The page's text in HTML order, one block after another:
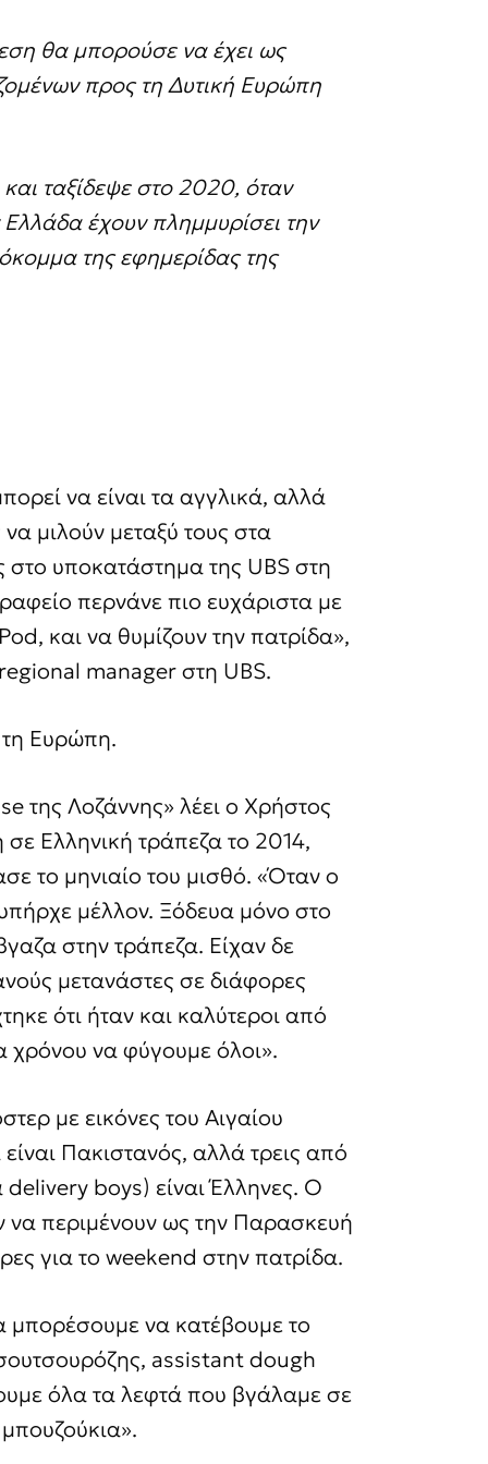
θα μπορούσε να έχει ως
προς τη Δυτική Ευρώπη
ταξίδεψε στο 2020, όταν
έχουν πλημμυρίσει την
της εφημερίδας της
να είναι τα αγγλικά, αλλά
μιλούν μεταξύ τους στα
υποκατάστημα της UBS στη
περνάνε πιο ευχάριστα με
και να θυμίζουν την πατρίδα»,
manager στη UBS.
τη Ευρώπη.
της Λοζάννης» λέει ο Χρήστος
Ελληνική τράπεζα το 2014,
το μηνιαίο του μισθό. «Όταν ο
μέλλον. Ξόδευα μόνο στο
στην τράπεζα. Είχαν δε
μετανάστες σε διάφορες
ότι ήταν και καλύτεροι από
χρόνου να φύγουμε όλοι».
με εικόνες του Αιγαίου
Πακιστανός, αλλά τρεις από
delivery boys) είναι Έλληνες. Ο
να περιμένουν ως την Παρασκευή
για το weekend στην πατρίδα.
να κατέβουμε το
assistant dough
όλα τα λεφτά που βγάλαμε σε